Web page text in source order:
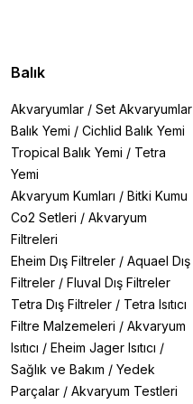
Balık
Akvaryumlar / Set Akvaryumlar
Balık Yemi / Cichlid Balık Yemi
Tropical Balık Yemi / Tetra
Yemi
Akvaryum Kumları / Bitki Kumu
Co2 Setleri / Akvaryum
Filtreleri
Eheim Dış Filtreler / Aquael Dış
Filtreler / Fluval Dış Filtreler
Tetra Dış Filtreler / Tetra Isıtıcı
Filtre Malzemeleri / Akvaryum
Isıtıcı / Eheim Jager Isıtıcı /
Sağlık ve Bakım / Yedek
Parçalar / Akvaryum Testleri